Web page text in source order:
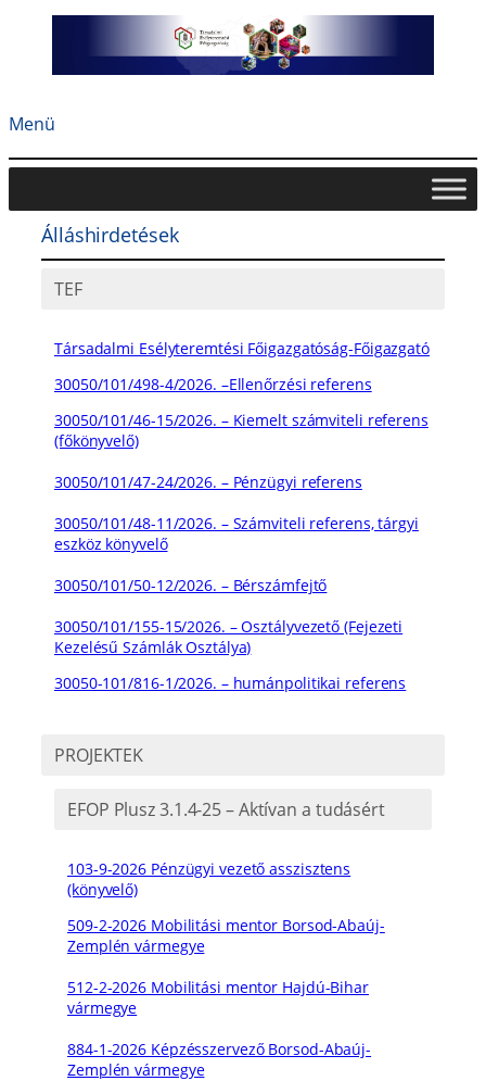
Menü
Álláshirdetések
TEF
Társadalmi Esélyteremtési Főigazgatóság-Főigazgató
30050/101/498-4/2026. –Ellenőrzési referens
30050/101/46-15/2026. – Kiemelt számviteli referens
(főkönyvelő)
30050/101/47-24/2026. – Pénzügyi referens
30050/101/48-11/2026. – Számviteli referens, tárgyi
eszköz könyvelő
30050/101/50-12/2026. – Bérszámfejtő
30050/101/155-15/2026. – Osztályvezető (Fejezeti
Kezelésű Számlák Osztálya)
30050-101/816-1/2026. – humánpolitikai referens
PROJEKTEK
EFOP Plusz 3.1.4-25 – Aktívan a tudásért
103-9-2026 Pénzügyi vezető asszisztens
(könyvelő)
509-2-2026 Mobilitási mentor Borsod-Abaúj-
Zemplén vármegye
512-2-2026 Mobilitási mentor Hajdú-Bihar
vármegye
884-1-2026 Képzésszervező Borsod-Abaúj-
Zemplén vármegye